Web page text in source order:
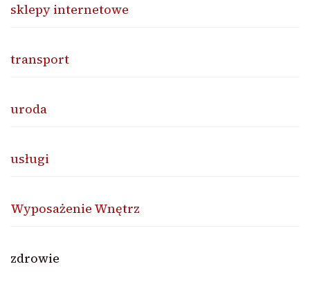
sklepy internetowe
transport
uroda
usługi
Wyposażenie Wnętrz
zdrowie